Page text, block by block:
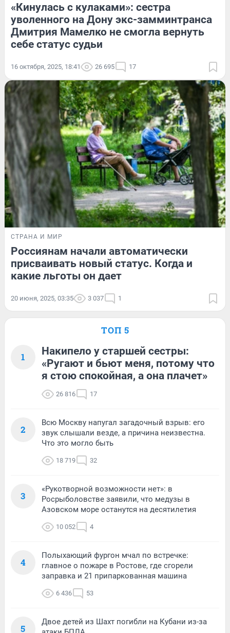
«Кинулась с кулаками»: сестра
уволенного на Дону экс-замминтранса
Дмитрия Мамелко не смогла вернуть
себе статус судьи
16 октября, 2025, 18:41 26 695 17
СТРАНА И МИР
Россиянам начали автоматически
присваивать новый статус. Когда и
какие льготы он дает
20 июня, 2025, 03:35 3 037 1
ТОП 5
1
Накипело у старшей сестры:
«Ругают и бьют меня, потому что
я стою спокойная, а она плачет»
26 816 17
2
Всю Москву напугал загадочный взрыв: его
звук слышали везде, а причина неизвестна.
Что это могло быть
18 719 32
3
«Рукотворной возможности нет»: в
Росрыболовстве заявили, что медузы в
Азовском море останутся на десятилетия
10 052 4
4
Полыхающий фургон мчал по встречке:
главное о пожаре в Ростове, где сгорели
заправка и 21 припаркованная машина
6 436 53
5
Двое детей из Шахт погибли на Кубани из-за